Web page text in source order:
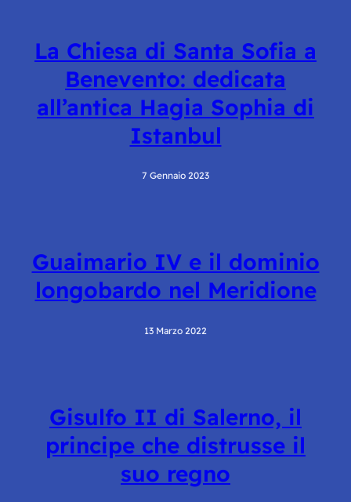
La Chiesa di Santa Sofia a
Benevento: dedicata
all’antica Hagia Sophia di
Istanbul
7 Gennaio 2023
Guaimario IV e il dominio
longobardo nel Meridione
13 Marzo 2022
Gisulfo II di Salerno, il
principe che distrusse il
suo regno